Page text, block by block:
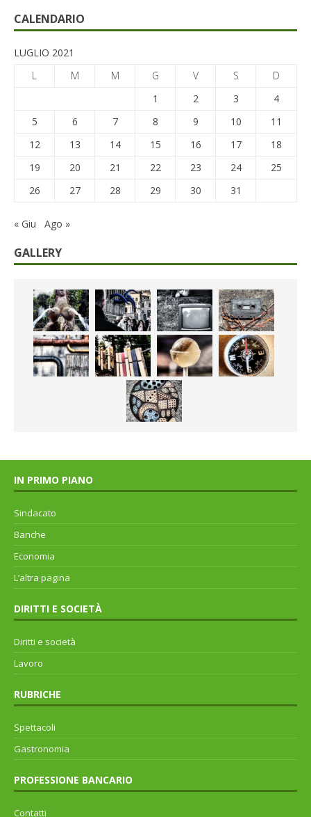
CALENDARIO
LUGLIO 2021
L
M M G V S
D
1
2 3
4
5
6 7 8 9 10
11
12
13 14 15 16 17
18
19
20 21 22 23 24
25
26
27 28 29 30 31
« Giu Ago »
GALLERY
IN PRIMO PIANO
Sindacato
Banche
Economia
L’altra pagina
DIRITTI E SOCIETÀ
Diritti e società
Lavoro
RUBRICHE
Spettacoli
Gastronomia
PROFESSIONE BANCARIO
Contatti